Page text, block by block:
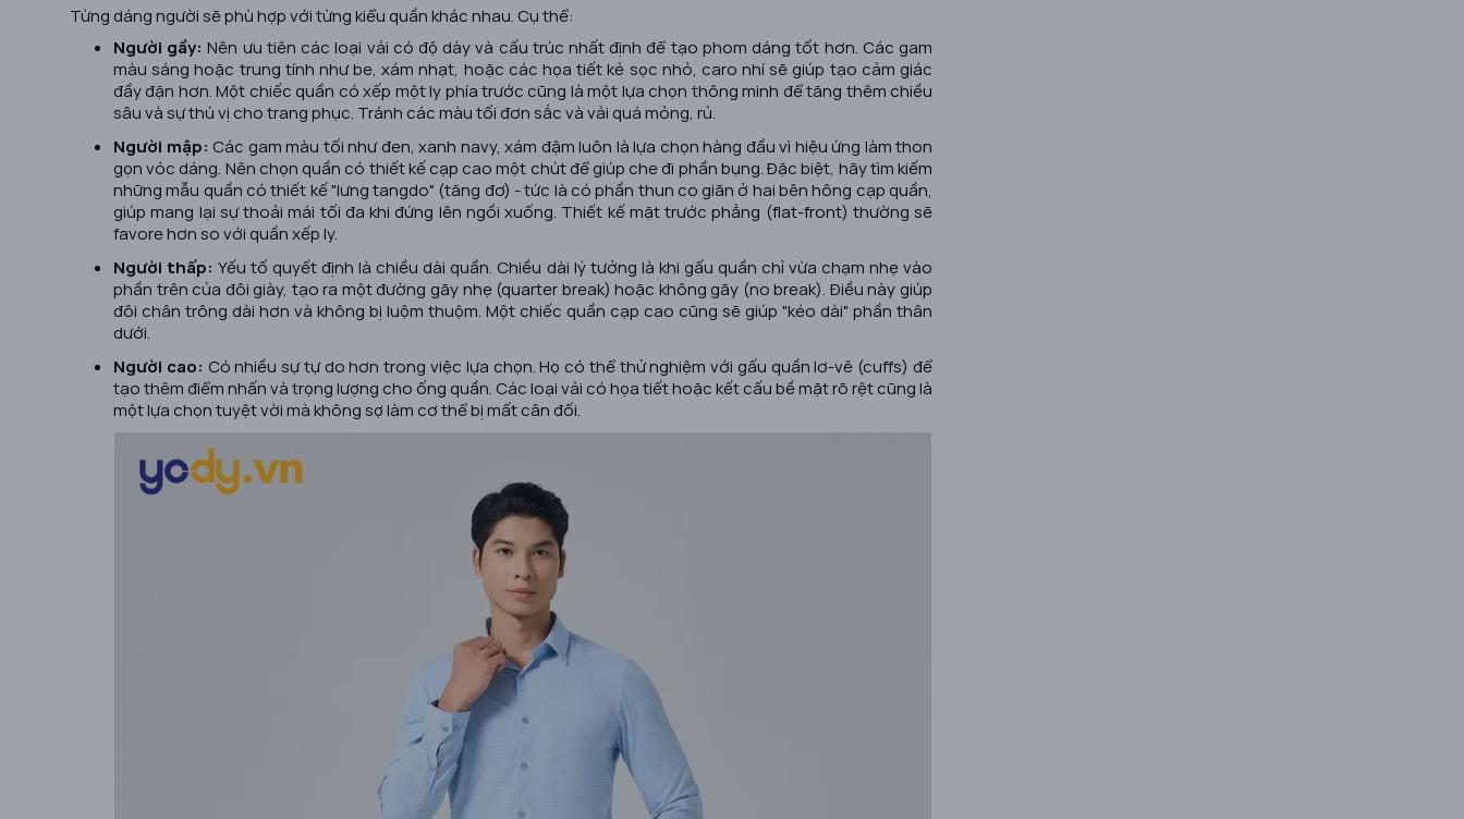
Từng dáng người sẽ phù hợp với từng kiểu quần khác nhau. Cụ thể:
Người gầy:Nên ưu tiên các loại vải có độ dày và cấu trúc nhất định để tạo phom dáng tốt hơn. Các gam
màu sáng hoặc trung tính như be, xám nhạt, hoặc các họa tiết kẻ sọc nhỏ, caro nhí sẽ giúp tạo cảm giác
đầy đặn hơn. Một chiếc quần có xếp một ly phía trước cũng là một lựa chọn thông minh để tăng thêm chiều
sâu và sự thú vị cho trang phục. Tránh các màu tối đơn sắc và vải quá mỏng, rủ.
Người mập: Các gam màu tối như đen, xanh navy, xám đậm luôn là lựa chọn hàng đầu vì hiệu ứng làm thon
gọn vóc dáng. Nên chọn quần có thiết kế cạp cao một chút để giúp che đi phần bụng. Đặc biệt, hãy tìm kiếm
những mẫu quần có thiết kế "lưng tangdo" (tăng đơ) - tức là có phần thun co giãn ở hai bên hông cạp quần,
giúp mang lại sự thoải mái tối đa khi đứng lên ngồi xuống. Thiết kế mặt trước phẳng (flat-front) thường sẽ
favore hơn so với quần xếp ly.
Người thấp:Yếu tố quyết định là chiều dài quần. Chiều dài lý tưởng là khi gấu quần chỉ vừa chạm nhẹ vào
phần trên của đôi giày, tạo ra một đường gãy nhẹ (quarter break) hoặc không gãy (no break). Điều này giúp
đôi chân trông dài hơn và không bị luộm thuộm. Một chiếc quần cạp cao cũng sẽ giúp "kéo dài" phần thân
dưới.
Người cao: Có nhiều sự tự do hơn trong việc lựa chọn. Họ có thể thử nghiệm với gấu quần lơ-vê (cuffs) để
tạo thêm điểm nhấn và trọng lượng cho ống quần. Các loại vải có họa tiết hoặc kết cấu bề mặt rõ rệt cũng là
một lựa chọn tuyệt vời mà không sợ làm cơ thể bị mất cân đối.